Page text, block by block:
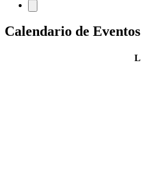
Calendario de Eventos
Llunes